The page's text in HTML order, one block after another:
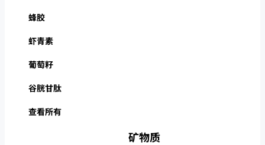
蜂胶
虾青素
葡萄籽
谷胱甘肽
查看所有
矿物质